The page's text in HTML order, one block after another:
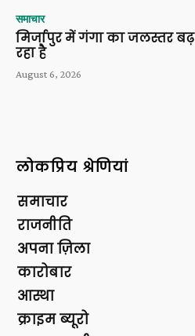
समाचार
मिर्जापुर में गंगा का जलस्तर बढ़
रहा है
August 6, 2026
लोकप्रिय श्रेणियां
समाचार
राजनीति
अपना ज़िला
कारोबार
आस्था
क्राइम ब्यूरो